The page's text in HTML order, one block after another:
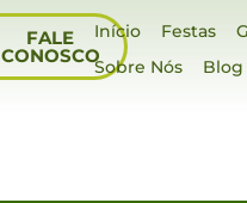
FALE
CONOSCO
Início Festas
Sobre Nós
Blog